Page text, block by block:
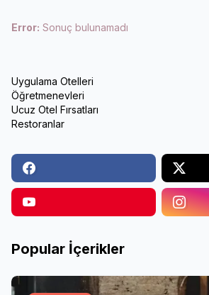
Error: Sonuç bulunamadı
Uygulama Otelleri
Öğretmenevleri
Ucuz Otel Fırsatları
Restoranlar
Popular İçerikler